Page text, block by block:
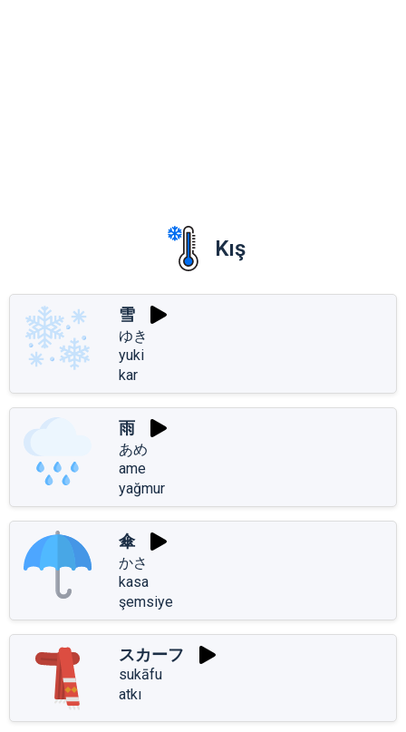
Kış
雪
ゆき
yuki
kar
雨
あめ
ame
yağmur
傘
かさ
kasa
şemsiye
スカーフ
sukāfu
atkı